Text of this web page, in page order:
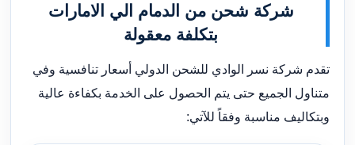
شركة شحن من الدمام الي الامارات
بتكلفة معقولة
تقدم شركة نسر الوادي للشحن الدولي أسعار تنافسية وفي
متناول الجميع حتى يتم الحصول على الخدمة بكفاءة عالية
وبتكاليف مناسبة وفقاً للآتي: